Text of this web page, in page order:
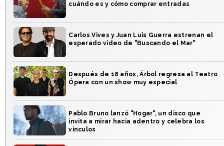
cuándo es y cómo comprar entradas
Carlos Vives y Juan Luis Guerra estrenan el
esperado video de "Buscando el Mar"
Después de 18 años, Árbol regresa al Teatro
Ópera con un show muy especial
Pablo Bruno lanzó "Hogar", un disco que
invita a mirar hacia adentro y celebra los
vínculos